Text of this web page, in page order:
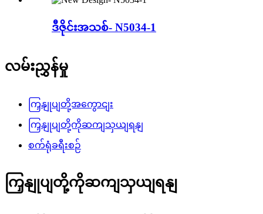
ဒီဇိုင်းအသစ်- N5034-1
လမ်းညွှန်မှု
ကြှနျုပျတို့အကွောငျး
ကြှနျုပျတို့ကိုဆကျသှယျရနျ
စက်ရုံခရီးစဉ်
ကြှနျုပျတို့ကိုဆကျသှယျရနျ